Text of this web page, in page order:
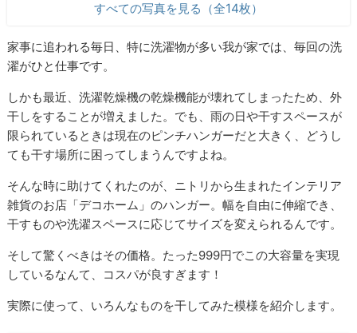
すべての写真を見る（全14枚）
家事に追われる毎日、特に洗濯物が多い我が家では、毎回の洗
濯がひと仕事です。
しかも最近、洗濯乾燥機の乾燥機能が壊れてしまったため、外
干しをすることが増えました。でも、雨の日や干すスペースが
限られているときは現在のピンチハンガーだと大きく、どうし
ても干す場所に困ってしまうんですよね。
そんな時に助けてくれたのが、ニトリから生まれたインテリア
雑貨のお店「デコホーム」のハンガー。幅を自由に伸縮でき、
干すものや洗濯スペースに応じてサイズを変えられるんです。
そして驚くべきはその価格。たった999円でこの大容量を実現
しているなんて、コスパが良すぎます！
実際に使って、いろんなものを干してみた模様を紹介します。